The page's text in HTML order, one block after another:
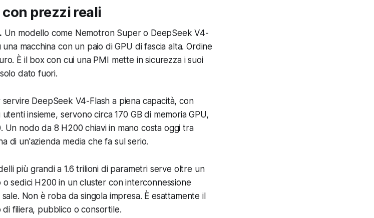
prezzi reali
Un modello come Nemotron Super o DeepSeek V4-
macchina con un paio di GPU di fascia alta. Ordine
È il box con cui una PMI mette in sicurezza i suoi
dato fuori.
servire DeepSeek V4-Flash a piena capacità, con
insieme, servono circa 170 GB di memoria GPU,
nodo da 8 H200 chiavi in mano costa oggi tra
di un'azienda media che fa sul serio.
più grandi a 1.6 trilioni di parametri serve oltre un
sedici H200 in un cluster con interconnessione
Non è roba da singola impresa. È esattamente il
di filiera, pubblico o consortile.